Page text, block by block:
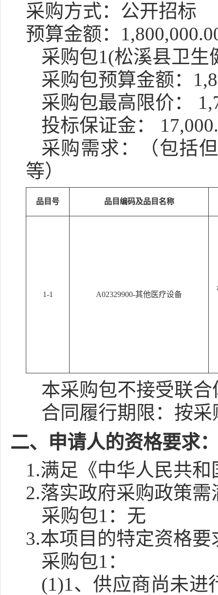
采购方式：公开招标
预算金额：
采购包1(松溪县卫
采购包预算金额：
采购包最高限价：
投标保证金：
采购需求：（包括
等）
品目号 品目编码及品目名称
1-1 A02329900-其他医疗设备
本采购包不接受联合
合同履行期限： 按采
二、申请人的资格要求
1.满足《中华人民共
2.落实政府采购政策
采购包1：无
3.本项目的特定资格要
采购包1：
(1)1、供应商尚未进